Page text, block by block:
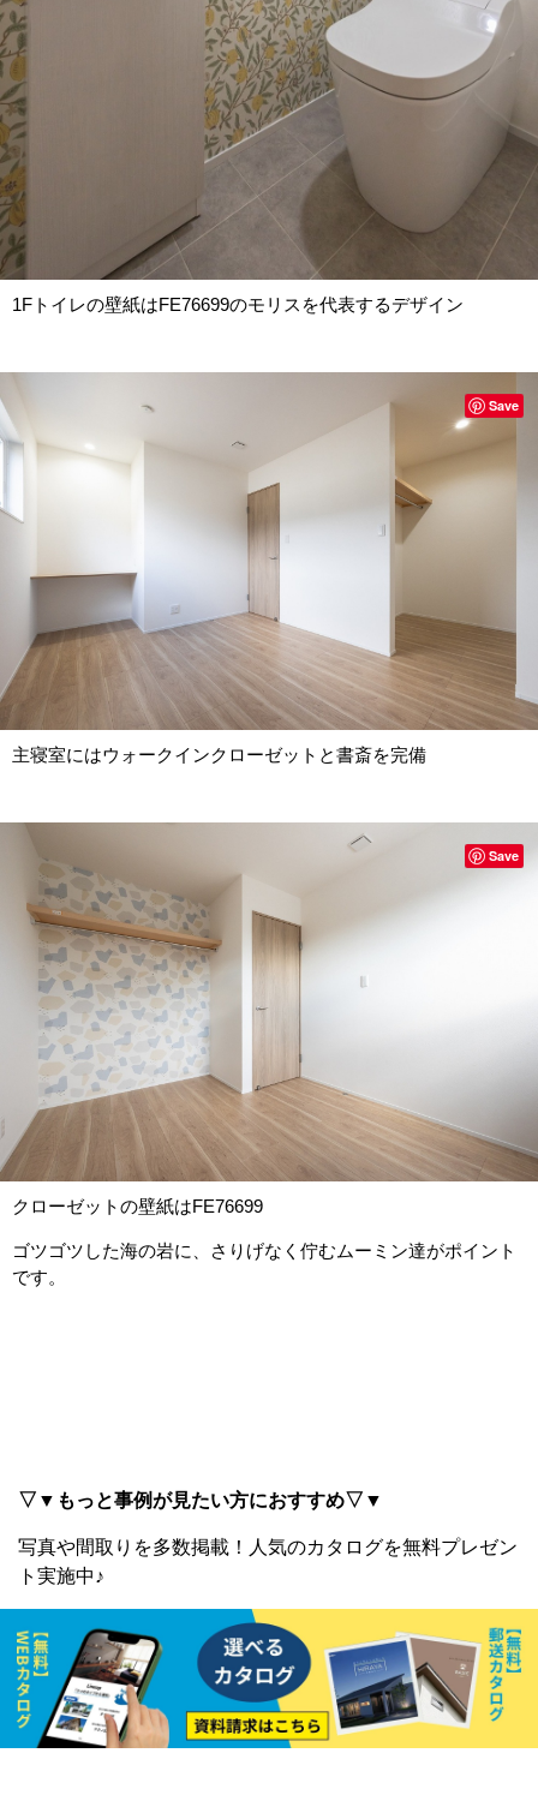
1Fトイレの壁紙はFE76699のモリスを代表するデザイン
主寝室にはウォークインクローゼットと書斎を完備
Save
クローゼットの壁紙はFE76699
ゴツゴツした海の岩に、さりげなく佇むムーミン達がポイント
です。
Save
▽▼もっと事例が見たい方におすすめ▽▼
写真や間取りを多数掲載！ 人気のカタログを無料プレゼン
ト実施中♪